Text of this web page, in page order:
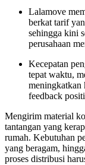
Lalamove
berkat tarif
sehingga kini
perusahaan
Kecepatan
tepat waktu,
meningkatkan
feedback
Mengirim material
tantangan yang
rumah. Kebutuhan
yang beragam,
proses distribusi